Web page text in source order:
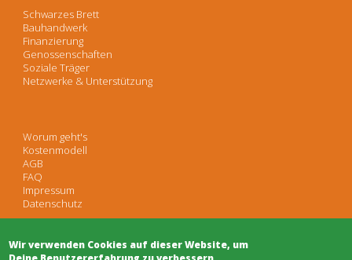
Schwarzes Brett
Bauhandwerk
Finanzierung
Genossenschaften
Soziale Träger
Netzwerke & Unterstützung
Worum geht's
Kostenmodell
AGB
FAQ
Impressum
Datenschutz
Wir verwenden Cookies auf dieser Website, um